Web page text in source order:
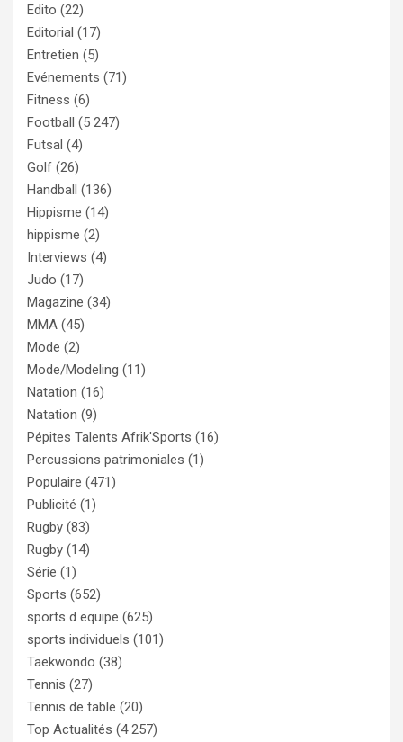
Edito (22)
Editorial (17)
Entretien (5)
Evénements (71)
Fitness (6)
Football (5 247)
Futsal (4)
Golf (26)
Handball (136)
Hippisme (14)
hippisme (2)
Interviews (4)
Judo (17)
Magazine (34)
MMA (45)
Mode (2)
Mode/Modeling (11)
Natation (16)
Natation (9)
Pépites Talents Afrik'Sports (16)
Percussions patrimoniales (1)
Populaire (471)
Publicité (1)
Rugby (83)
Rugby (14)
Série (1)
Sports (652)
sports d equipe (625)
sports individuels (101)
Taekwondo (38)
Tennis (27)
Tennis de table (20)
Top Actualités (4 257)